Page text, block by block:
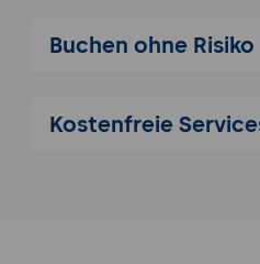
Mit welcher
Entscheidungen:
Buchen ohne Risiko
Kostenfreie